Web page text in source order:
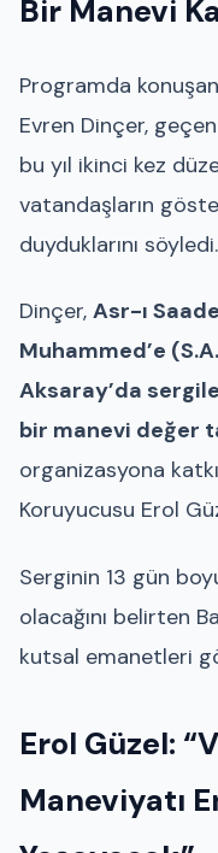
Bir Manevi
Programda
Evren Dinçer,
bu yıl ikinci kez
vatandaşların
duyduklarını söyledi.
Dinçer, Asr-ı
Muhammed’e
Aksaray’da
bir manevi değer
organizasyona
Koruyucusu Erol
Serginin 13 gün
olacağını belirten
kutsal emanetleri
Erol Güzel:
Maneviyatı